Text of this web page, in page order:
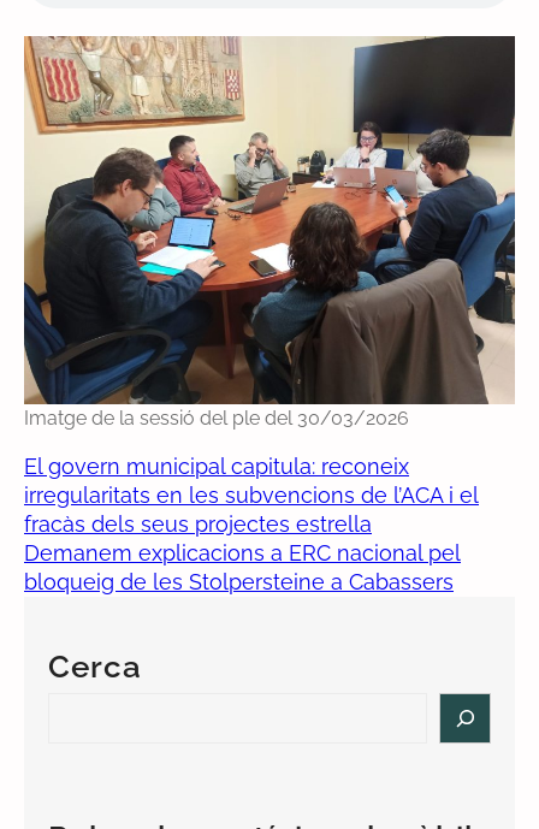
Imatge de la sessió del ple del 30/03/2026
El govern municipal capitula: reconeix
irregularitats en les subvencions de l’ACA i el
fracàs dels seus projectes estrella
Demanem explicacions a ERC nacional pel
bloqueig de les Stolpersteine a Cabassers
Cerca